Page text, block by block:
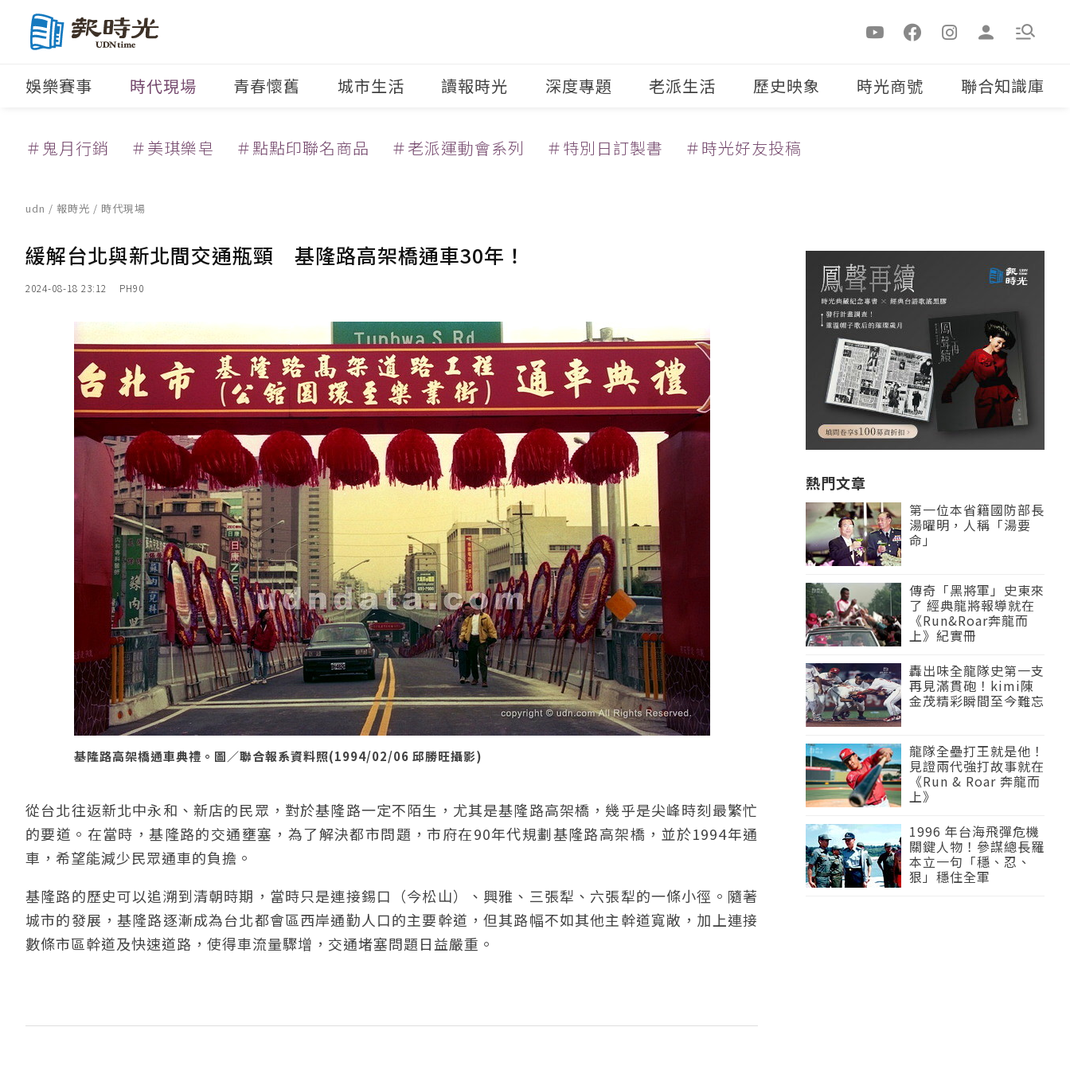
娛樂賽事 時代現場 青春懷舊 城市生活 讀報時光 深度專題 老派生活 歷史映象 時光商號 聯合知識庫
＃鬼月行銷 ＃美琪樂皂 ＃點點印聯名商品 ＃老派運動會系列 ＃特別日訂製書 ＃時光好友投稿
udn / 報時光 / 時代現場
緩解台北與新北間交通瓶頸 基隆路高架橋通車30年！
2024-08-18 23:12 PH90
基隆路高架橋通車典禮。圖／聯合報系資料照(1994/02/06 邱勝旺攝影)
從台北往返新北中永和、新店的民眾，對於基隆路一定不陌生，尤其是基隆路高架橋，幾乎是尖峰時刻最繁忙
的要道。在當時，基隆路的交通壅塞，為了解決都市問題，市府在90年代規劃基隆路高架橋，並於1994年通
車，希望能減少民眾通車的負擔。
基隆路的歷史可以追溯到清朝時期，當時只是連接錫口（今松山）、興雅、三張犁、六張犁的一條小徑。隨著
城市的發展，基隆路逐漸成為台北都會區西岸通勤人口的主要幹道，但其路幅不如其他主幹道寬敞，加上連接
數條市區幹道及快速道路，使得車流量驟增，交通堵塞問題日益嚴重。
熱門文章
第一位本省籍國防部長
湯曜明，人稱「湯要
命」
傳奇「黑將軍」史東來
了 經典龍將報導就在
《Run&Roar奔龍而
上》紀實冊
轟出味全龍隊史第一支
再見滿貫砲！kimi陳
金茂精彩瞬間至今難忘
龍隊全壘打王就是他！
見證兩代強打故事就在
《Run & Roar 奔龍而
上》
1996 年台海飛彈危機
關鍵人物！參謀總長羅
本立一句「穩、忍、
狠」穩住全軍